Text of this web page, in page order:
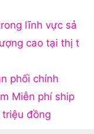
lĩnh vực sả
cao tại thị t
phối chính
Miễn phí ship
đồng